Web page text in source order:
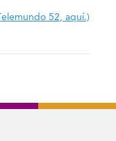
52, aquí.)